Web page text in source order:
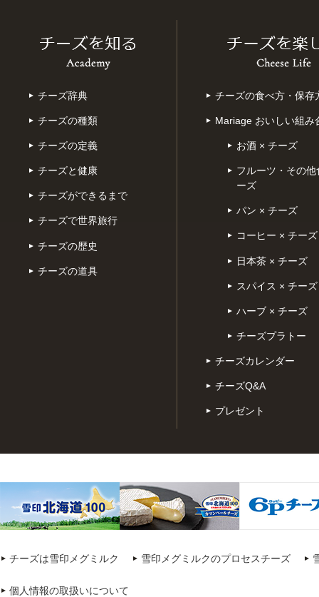
チーズ辞典
チーズの種類
チーズの定義
チーズと健康
チーズができるまで
チーズで世界旅行
チーズの歴史
チーズの道具
チーズの食べ方・保存
Mariage おいしい組み
お酒 × チーズ
フルーツ・その
ーズ
パン × チーズ
コーヒー × チーズ
日本茶 × チーズ
スパイス × チーズ
ハーブ × チーズ
チーズプラトー
チーズカレンダー
チーズQ&A
プレゼント
チーズは雪印メグミルク 雪印メグミルクのプロセスチーズ
個人情報の取扱いについて